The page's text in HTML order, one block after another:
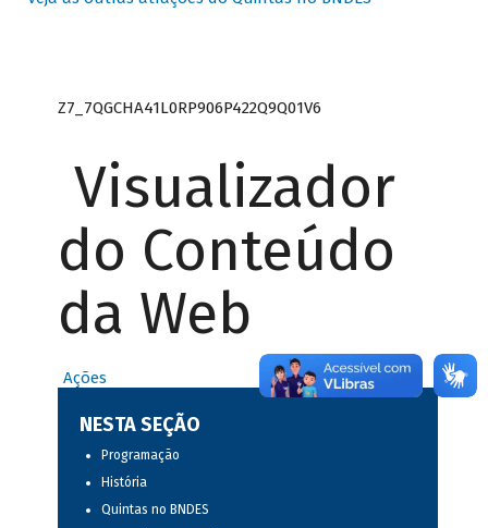
Z7_7QGCHA41L0RP906P422Q9Q01V6
Visualizador
do Conteúdo
da Web
Ações
NESTA SEÇÃO
Programação
História
Quintas no BNDES